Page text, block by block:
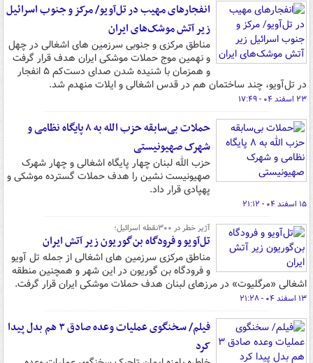
انفجارهای مهیب در تل‌آویو/ مرکز و جنوب اسرائیل
زیر آتش موشک‌های ایران
مناطق مرکزی و جنوبی سرزمین های اشغالی در چهل
و نهمین موج حملات موشکی ایران هدف قرار گرفت
و همزمان با شنیده شدن صدای دست‌کم ۵ انفجار
در تل‌آویو، چند ساختمان هم در قدس اشغالی و ایلات منهدم شد.
۲۳ اسفند ۰۴ - ۱۷:۴۹
حملات بی‌سابقه حزب الله به ۸ پایگاه نظامی و
شهرک صهیونیستی
حزب الله لبنان چهار پایگاه اشغالی و چهار شهرک
صهیونیست نشین را هدف حملات گسترده موشکی و
پهپادی قرار داد.
۱۵ اسفند ۰۴ - ۲۱:۱۲
آژیر خطر در ۳۰۰نقطه اسرائیل؛
تل‌آویو و فرودگاه بن‌گوریون زیر آتش ایران
مناطق مرکزی سرزمین های اشغالی از جمله تل آویو
و فرودگاه بن گوریون در این شهر و همچنین منطقه
اشغالی «مرگلیوت» در مرزهای لبنان هدف حملات موشکی ایران قرار گرفت.
۱۳ اسفند ۰۴ - ۲۱:۲۸
فیلم/ سخنگوی عملیات وعده صادق ۳ هم بدل پیدا
کرد